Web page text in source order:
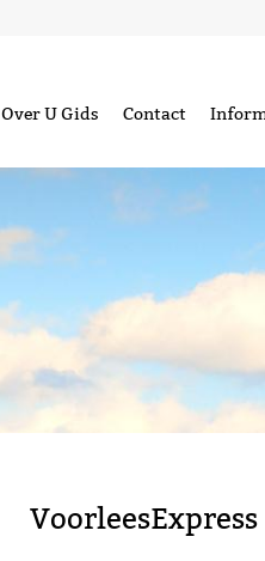
Over U Gids Contact